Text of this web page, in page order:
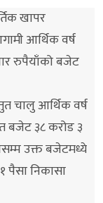
खापर
आर्थिक वर्ष
रुपैयाँको बजेट
चालु आर्थिक वर्ष
बजेट ३८ करोड ३
उक्त बजेटमध्ये
पैसा निकासा